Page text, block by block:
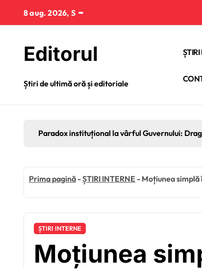
conținut
8 aug. 2026, S
Editorul
Știri de ultimă oră și editoriale
Paradox instituțional la vârful Guvernului:
Prima pagină -ȘTIRI INTERNE - Moțiunea
ȘTIRI INTERNE
Moțiunea